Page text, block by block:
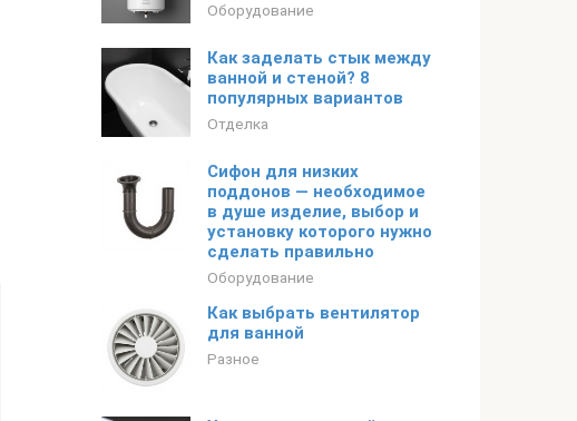
Оборудование
Как заделать стык между
ванной и стеной? 8
популярных вариантов
Отделка
Сифон для низких
поддонов — необходимое
в душе изделие, выбор и
установку которого нужно
сделать правильно
Оборудование
Как выбрать вентилятор
для ванной
Разное